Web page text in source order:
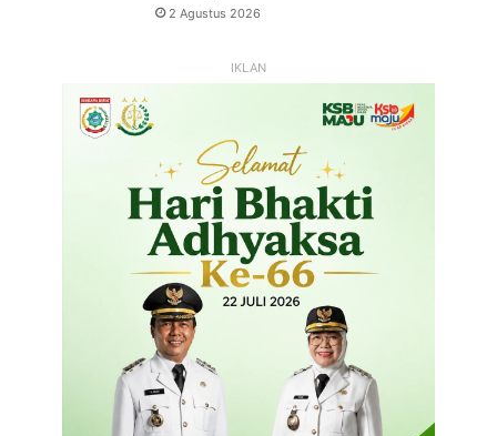
2 Agustus 2026
IKLAN